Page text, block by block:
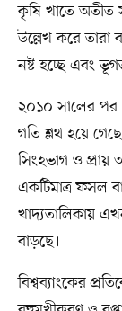
কৃষি খাতে
উল্লেখ করে তারা
নষ্ট হচ্ছে এবং
২০১০ সালের পর
গতি শ্লথ হয়ে
সিংহভাগ ও
একটিমাত্র ফসল
খাদ্যতালিকায়
বাড়ছে।
বিশ্বব্যাংকের